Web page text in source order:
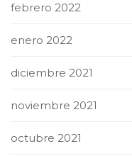
febrero 2022
enero 2022
diciembre 2021
noviembre 2021
octubre 2021